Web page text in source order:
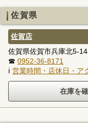
佐賀県
佐賀店
佐賀県佐賀市兵庫北5-
☎ 0952-36-8171
ℹ 営業時間・店休日・ア